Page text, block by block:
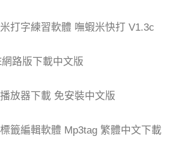
打字練習軟體 嘸蝦米快打 V1.3c
網路版下載中文版
放器下載 免安裝中文版
籤編輯軟體 Mp3tag 繁體中文下載